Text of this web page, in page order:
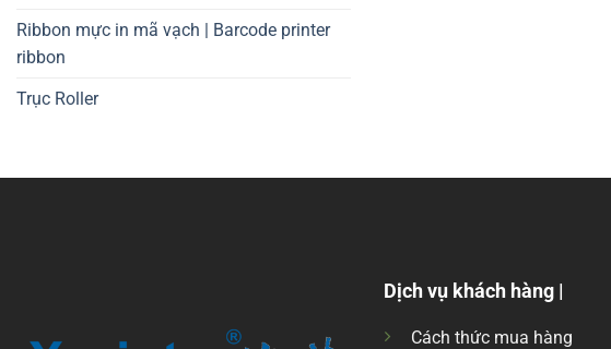
Ribbon mực in mã vạch | Barcode printer
ribbon
Trục Roller
Dịch vụ khách hàng |
Cách thức mua hàng